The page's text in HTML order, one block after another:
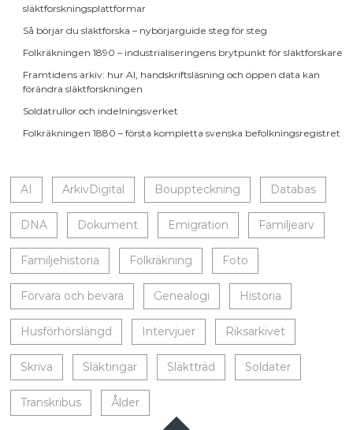
släktforskningsplattformar
Så börjar du släktforska – nybörjarguide steg för steg
Folkräkningen 1890 – industrialiseringens brytpunkt för släktforskare
Framtidens arkiv: hur AI, handskriftsläsning och öppen data kan
förändra släktforskningen
Soldatrullor och indelningsverket
Folkräkningen 1880 – första kompletta svenska befolkningsregistret
AI ArkivDigital Bouppteckning Databas
DNA Dokument Emigration Familjearv
Familjehistoria Folkräkning Foto
Förvara och bevara Genealogi Historia
Husförhörslängd Intervjuer Riksarkivet
Skriva Släktingar Släktträd Soldater
Transkribus Ålder